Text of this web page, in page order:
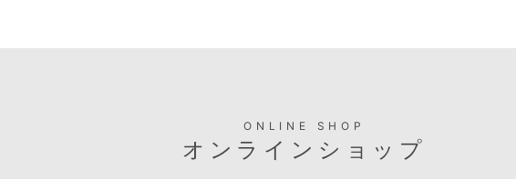
ONLINE SHOP
オンラインショップ